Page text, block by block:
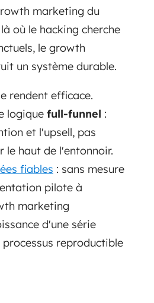
marketing du
là où le hacking cherche
le growth
un système durable.
rendent efficace.
logique full-funnel :
et l'upsell, pas
le haut de l'entonnoir.
fiables : sans mesure
pilote à
marketing
d'une série
reproductible